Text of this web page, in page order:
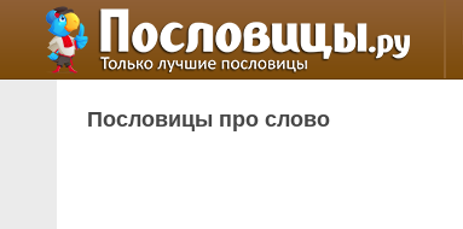
Пословицы про слово